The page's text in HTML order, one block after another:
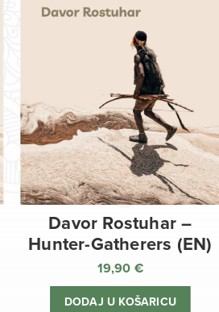
Davor Rostuhar –
Hunter-Gatherers (EN)
19,90 €
DODAJ U KOŠARICU